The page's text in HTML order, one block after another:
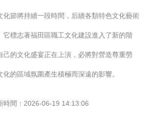
化節將持續一段時間，后續各類特色文化藝術
它標志著福田區職工文化建設進入了新的階
己的文化盛宴正在上演，必將對營造尊重勞
的區域氛圍產生積極而深遠的影響。
時間：2026-06-19 14:13:06